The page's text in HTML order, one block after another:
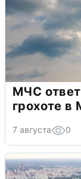
МЧС
грохоте в
7 августа 0